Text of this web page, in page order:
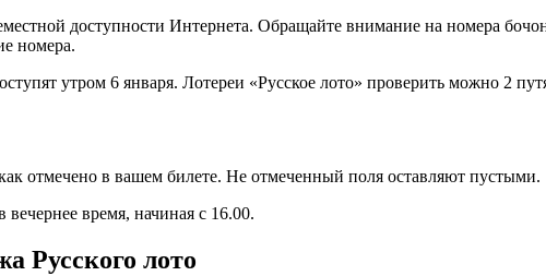
доступности Интернета. Обращайте внимание на номера
номера.
утром 6 января. Лотереи «Русское лото» проверить можно 2
отмечено в вашем билете. Не отмеченный поля оставляют пустыми.
время, начиная с 16.00.
Русского лото